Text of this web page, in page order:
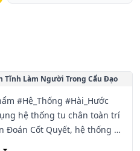
Tĩnh Làm Người Trong Cẩu Đạo
#Hệ_Thống #Hài_Hước
hệ thống tu chân toàn trí
Đoán Cốt Quyết, hệ thống